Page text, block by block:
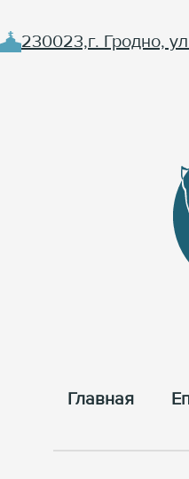
230023,г. Гродно,
Главная